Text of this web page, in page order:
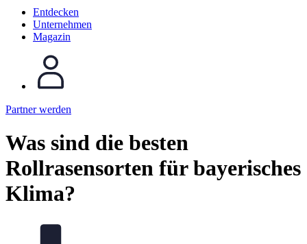
Entdecken
Unternehmen
Magazin
Partner werden
Was sind die besten
Rollrasensorten für bayerisches
Klima?